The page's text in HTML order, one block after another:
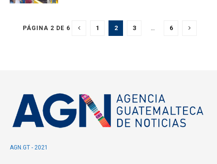
PÁGINA 2 DE 6 1 2 3 … 6
AGN.GT - 2021